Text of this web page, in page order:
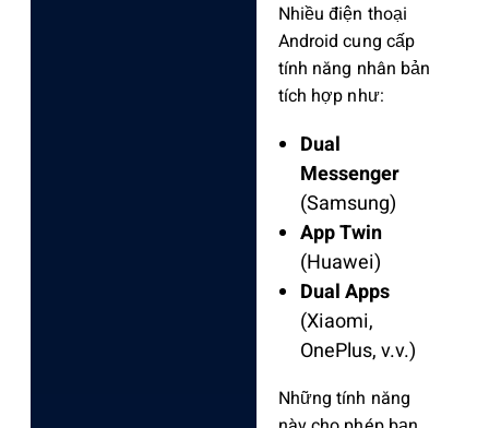
Nhiều điện thoại
Android cung cấp
tính năng nhân bản
tích hợp như:
Dual
Messenger
(Samsung)
App Twin
(Huawei)
Dual Apps
(Xiaomi,
OnePlus, v.v.)
Những tính năng